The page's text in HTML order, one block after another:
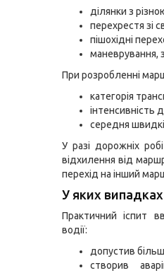
ділянки з
перехрестя зі
пішохідні
маневрування,
При розробленні
категорія
інтенсивність
середня
У разі дорожніх
відхилення від
перехід на інший
У яких
Практичний іспит
водії:
допустив
створив